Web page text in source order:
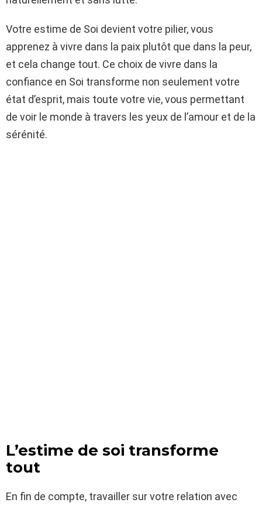
Votre estime de Soi devient votre pilier, vous
apprenez à vivre dans la paix plutôt que dans la peur,
et cela change tout. Ce choix de vivre dans la
confiance en Soi transforme non seulement votre
état d’esprit, mais toute votre vie, vous permettant
de voir le monde à travers les yeux de l’amour et de la
sérénité.
L’estime de soi transforme
tout
En fin de compte, travailler sur votre relation avec